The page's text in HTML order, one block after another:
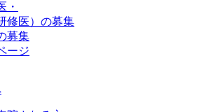
・
修医）の募集
募集
ージ